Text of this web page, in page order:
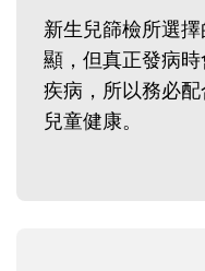
新生兒篩檢所選
顯，但真正發病
疾病，所以務必
兒童健康。